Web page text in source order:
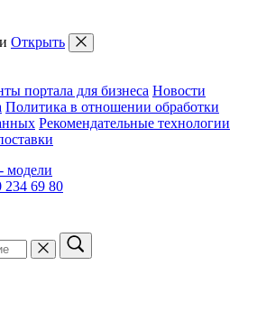
Открыть
портала для бизнеса Новости
Политика в отношении обработки
Рекомендательные технологии
модели
234 69 80